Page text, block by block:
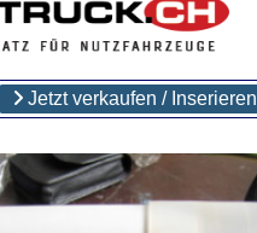
Jetzt verkaufen / Inserieren